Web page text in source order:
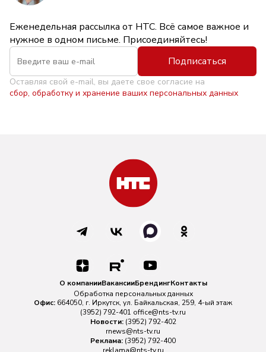
Еженедельная рассылка от НТС. Всё самое важное и
нужное в одном письме. Присоединяйтесь!
Подписаться
Оставляя свой e-mail, вы даете свое согласие на
сбор, обработку и хранение ваших персональных данных
О компанииВакансииБрендингКонтакты
Обработка персональных данных
Офис: 664050, г. Иркутск, ул. Байкальская, 259, 4-ый этаж
(3952) 792-401 office@nts-tv.ru
Новости: (3952) 792-402
rnews@nts-tv.ru
Реклама: (3952) 792-400